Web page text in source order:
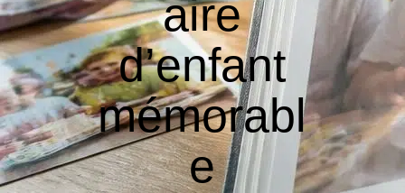
aire
d’enfant
mémorabl
e